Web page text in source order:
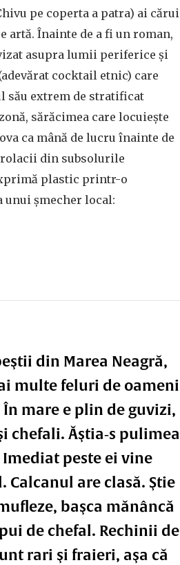
pe coperta a patra) ai cărui
artă. Înainte de a fi un roman,
asupra lumii periferice și
cocktail etnic) care
său extrem de stratificat
sărăcimea care locuiește
ca mână de lucru înainte de
din subsolurile
plastic printr-o
unui șmecher local:
din Marea Neagră,
multe feluri de oameni
În mare e plin de guvizi,
chefali. Ăştia‑s pulimea
Imediat peste ei vine
Calcanul are clasă. Ştie
başca mănâncă
de chefal. Rechinii de
rari şi fraieri, aşa că